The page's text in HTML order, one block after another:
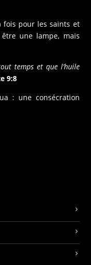
fois pour les saints et
une lampe, mais
temps et que l’huile
9:8
: une consécration